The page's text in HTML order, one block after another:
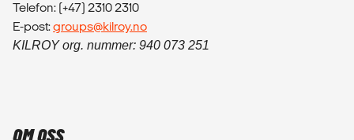
Telefon: (+47) 2310 2310
E-post:groups@kilroy.no
KILROY org. nummer: 940 073 251